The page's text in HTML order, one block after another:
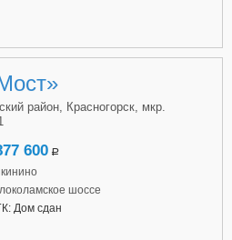
район, Красногорск, мкр.
600 a
шоссе
Дом сдан